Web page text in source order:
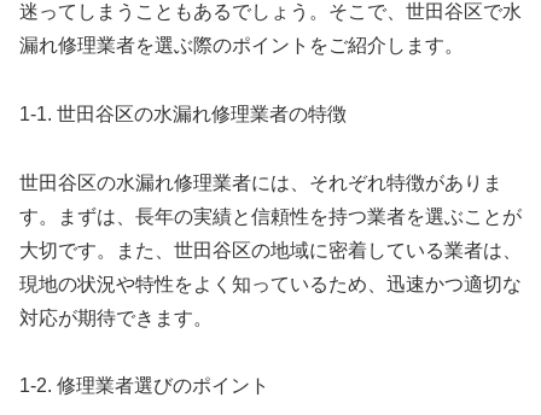
迷ってしまうこともあるでしょう。そこで、世田谷区で水
漏れ修理業者を選ぶ際のポイントをご紹介します。
1-1. 世田谷区の水漏れ修理業者の特徴
世田谷区の水漏れ修理業者には、それぞれ特徴がありま
す。まずは、長年の実績と信頼性を持つ業者を選ぶことが
大切です。また、世田谷区の地域に密着している業者は、
現地の状況や特性をよく知っているため、迅速かつ適切な
対応が期待できます。
1-2. 修理業者選びのポイント